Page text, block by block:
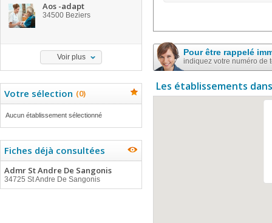
Aos -adapt
34500 Beziers
Voir plus
Votre sélection (0)
Aucun établissement sélectionné
Fiches déjà consultées
Admr St Andre De Sangonis
34725 St Andre De Sangonis
Pour être rappelé
indiquez votre numéro de
Les établissements